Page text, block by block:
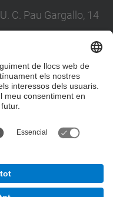
C. Pau Gargallo, 14